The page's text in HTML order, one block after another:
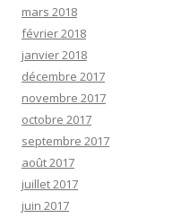
mars 2018
février 2018
janvier 2018
décembre 2017
novembre 2017
octobre 2017
septembre 2017
août 2017
juillet 2017
juin 2017